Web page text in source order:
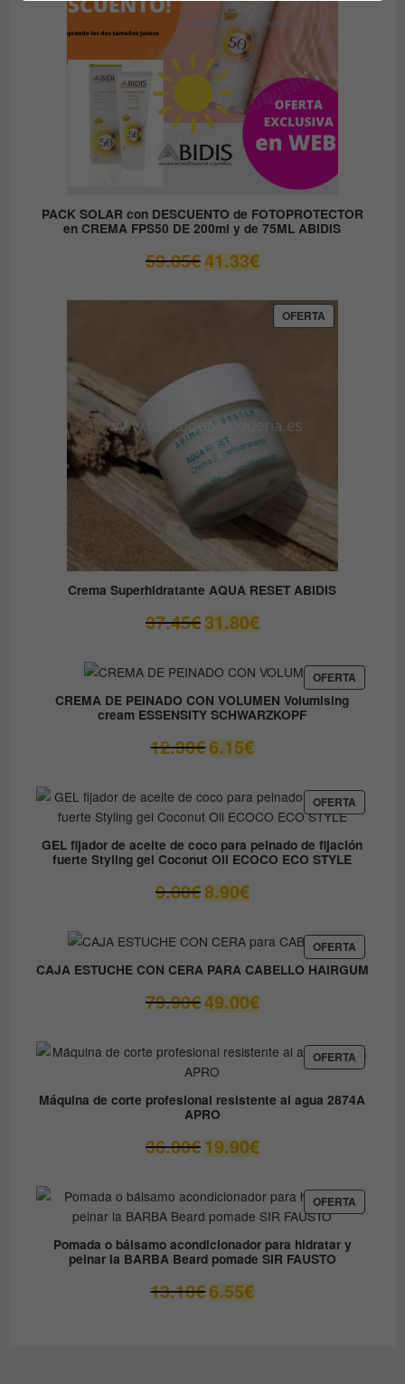
PACK SOLAR con DESCUENTO de FOTOPROTECTOR
en CREMA FPS50 DE 200ml y de 75ML ABIDIS
59.05€ El
precio
41.33€El
precio
OFERTAPRODUCTO
EN
Crema Superhidratante AQUA RESET ABIDIS
37.45€ El
precio
era:
37.45€.
31.80€El
precio
es:
31.80€.
OFERTA
EN
CREMA DE PEINADO CON VOLUMEN Volumising
cream ESSENSITY SCHWARZKOPF
12.30€El
precio
era:
12.30€.
6.15€El
precio
es:
6.15€.
OFERTA
EN
GEL fijador de aceite de coco para peinado de fijación
fuerte Styling gel Coconut Oil ECOCO ECO STYLE
9.80€ El
precio
era:
9.80€.
8.90€El
precio
es:
8.90€.
OFERTA
EN
CAJA ESTUCHE CON CERA PARA CABELLO HAIRGUM
79.90€ El
precio
era:
79.90€.
49.00€El
precio
es:
OFERTA
EN
Máquina de corte profesional resistente al agua 2874A
APRO
36.00€ El
precio
era:
36.00€.
19.90€El
precio
es:
19.90€.
OFERTA
EN
Pomada o bálsamo acondicionador para hidratar y
peinar la BARBA Beard pomade SIR FAUSTO
13.10€El
precio
6.55€El
precio